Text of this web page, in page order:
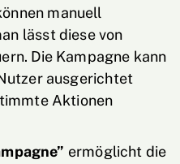
manuell
lässt diese von
Die Kampagne kann
ausgerichtet
Aktionen
ermöglicht die